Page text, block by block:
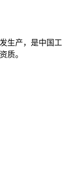
生产，是中国工
质。